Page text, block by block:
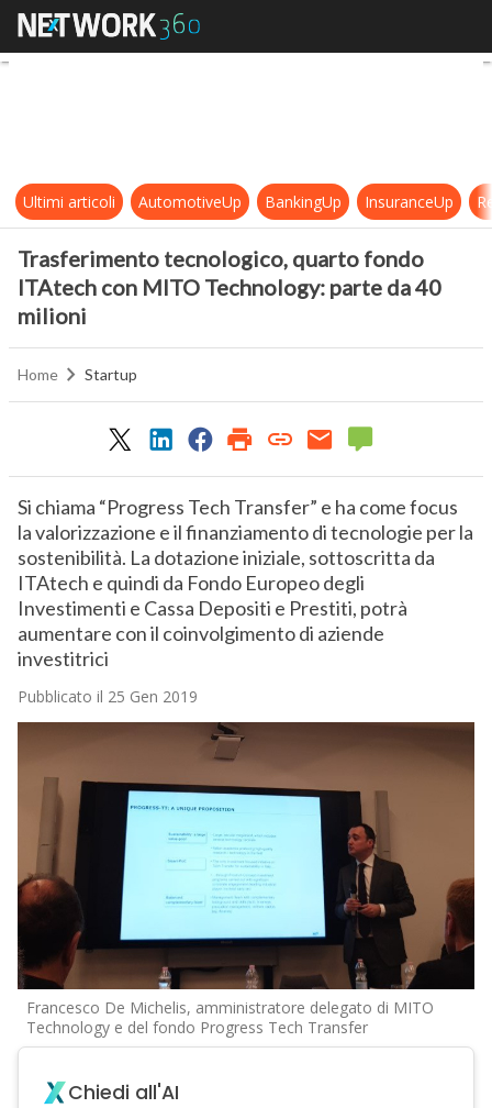
Trasferimento tecnologico,
Ultimi articoli AutomotiveUp BankingUp InsuranceUp
Trasferimento tecnologico, quarto fondo
ITAtech con MITO Technology: parte da 40
milioni
Home Startup
Si chiama “Progress Tech Transfer” e ha come focus
la valorizzazione e il finanziamento di tecnologie per la
sostenibilità. La dotazione iniziale, sottoscritta da
ITAtech e quindi da Fondo Europeo degli
Investimenti e Cassa Depositi e Prestiti, potrà
aumentare con il coinvolgimento di aziende
investitrici
Pubblicato il 25 Gen 2019
Francesco De Michelis, amministratore delegato di MITO
Technology e del fondo Progress Tech Transfer
Chiedi all'AI